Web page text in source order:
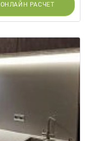
ОНЛАЙН РАСЧЕТ